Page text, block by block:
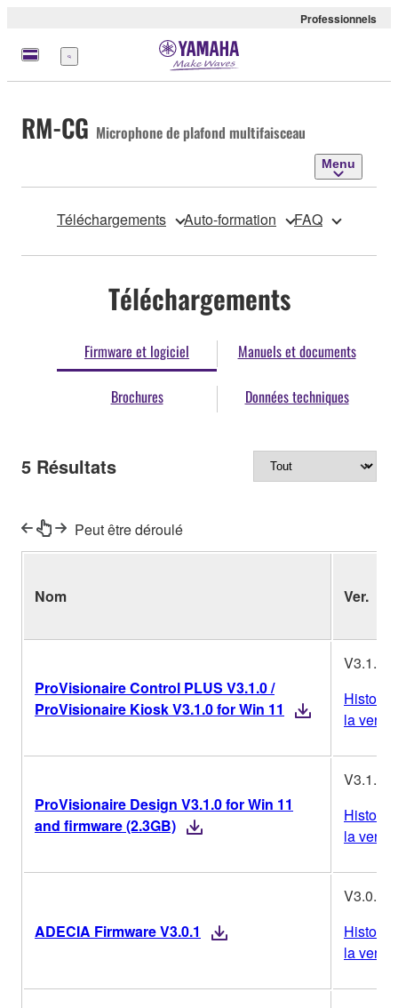
Professionnels
Menu
RM-CG Microphone de plafond multifaisceau
Menu
Téléchargements Auto-formation FAQ
Téléchargements
Firmware et logiciel Manuels et documents
Brochures Données techniques
5 Résultats
Peut être déroulé
Nom Ver.
ProVisionaire Control PLUS V3.1.0 /
ProVisionaire Kiosk V3.1.0 for Win 11
V3.1.0
la
ProVisionaire Design V3.1.0 for Win 11
and firmware (2.3GB)
V3.1.0
la
ADECIA Firmware V3.0.1
V3.0.1
la